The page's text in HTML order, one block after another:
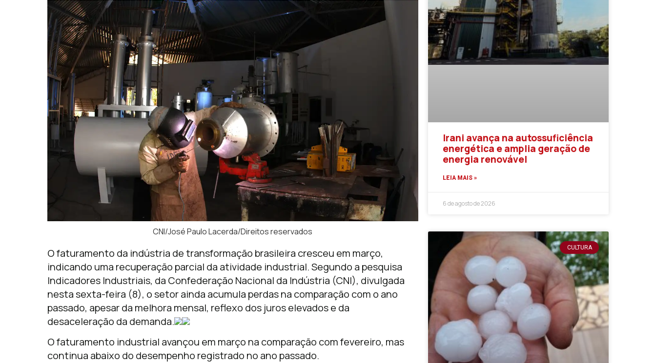
CNI/José Paulo Lacerda/Direitos reservados
O faturamento da indústria de transformação brasileira cresceu em março,
indicando uma recuperação parcial da atividade industrial. Segundo a pesquisa
Indicadores Industriais, da Confederação Nacional da Indústria (CNI), divulgada
nesta sexta-feira (8), o setor ainda acumula perdas na comparação com o ano
passado, apesar da melhora mensal, reflexo dos juros elevados e da
desaceleração da demanda.
O faturamento industrial avançou em março na comparação com fevereiro, mas
continua abaixo do desempenho registrado no ano passado.
Irani avança na autossuficiência
energética e amplia geração de
energia renovável
LEIA MAIS »
6 de agosto de 2026
CULTURA